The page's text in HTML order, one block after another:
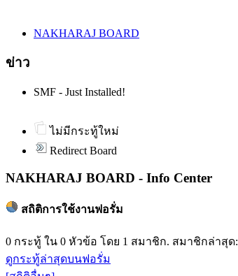
NAKHARAJ BOARD
ข่าว
SMF - Just Installed!
ไม่มีกระทู้ใหม่
Redirect Board
NAKHARAJ BOARD - Info Center
สถิติการใช้งานฟอรั่ม
0 กระทู้ ใน 0 หัวข้อ โดย 1 สมาชิก. สมาชิกล่าสุด:
ดูกระทู้ล่าสุดบนฟอรั่ม